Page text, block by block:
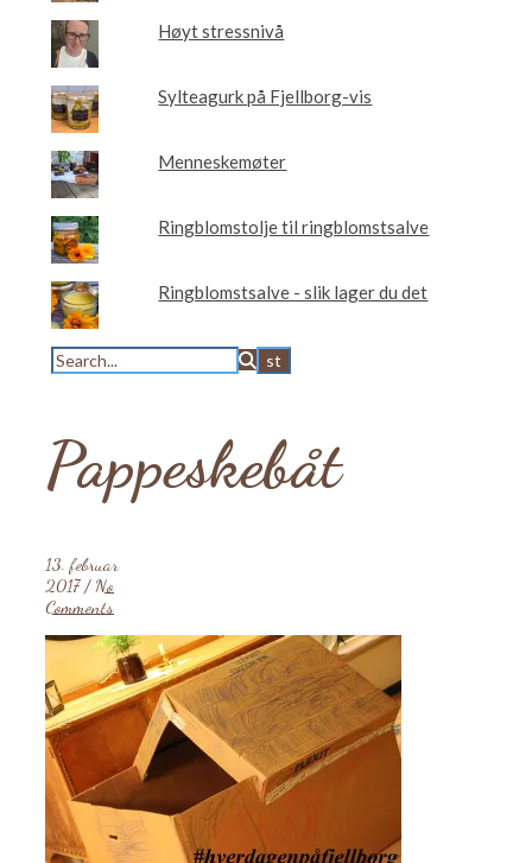
Høyt stressnivå
Sylteagurk på Fjellborg-vis
Menneskemøter
Ringblomstolje til ringblomstsalve
Ringblomstsalve - slik lager du det
Pappeskebåt
13. februar
2017 / No
Comments